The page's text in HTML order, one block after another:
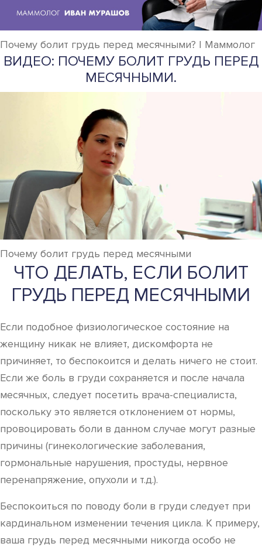
Почему болит грудь перед месячными? | Маммолог
ВИДЕО: ПОЧЕМУ БОЛИТ ГРУДЬ ПЕРЕД
МЕСЯЧНЫМИ.
Почему болит грудь перед месячными
ЧТО ДЕЛАТЬ, ЕСЛИ БОЛИТ
ГРУДЬ ПЕРЕД МЕСЯЧНЫМИ
Если подобное физиологическое состояние на
женщину никак не влияет, дискомфорта не
причиняет, то беспокоится и делать ничего не стоит.
Если же боль в груди сохраняется и после начала
месячных, следует посетить врача-специалиста,
поскольку это является отклонением от нормы,
провоцировать боли в данном случае могут разные
причины (гинекологические заболевания,
гормональные нарушения, простуды, нервное
перенапряжение, опухоли и т.д.).
Беспокоиться по поводу боли в груди следует при
кардинальном изменении течения цикла. К примеру,
ваша грудь перед месячными никогда особо не